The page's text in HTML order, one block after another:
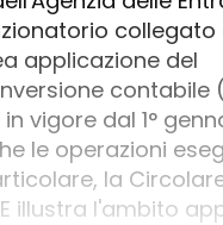
collegato
applicazione del
contabile
vigore dal 1°
le operazioni
la Circolare
illustra l'ambito